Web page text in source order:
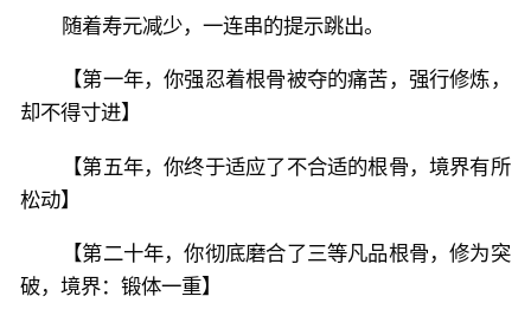
随着寿元减少，一连串的提示跳出。
【第一年，你强忍着根骨被夺的痛苦，强行修炼，
却不得寸进】
【第五年，你终于适应了不合适的根骨，境界有所
松动】
【第二十年，你彻底磨合了三等凡品根骨，修为突
破，境界：锻体一重】